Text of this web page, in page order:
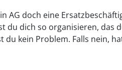
AG doch eine
du dich so organisieren, das
du kein Problem. Falls nein,